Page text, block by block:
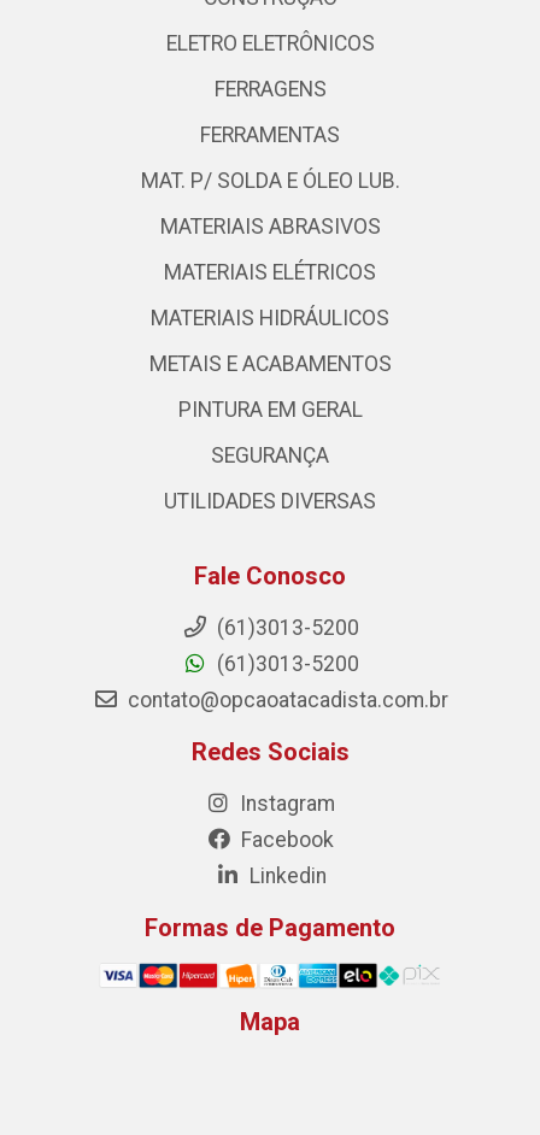
ELETRO ELETRÔNICOS
FERRAGENS
FERRAMENTAS
MAT. P/ SOLDA E ÓLEO LUB.
MATERIAIS ABRASIVOS
MATERIAIS ELÉTRICOS
MATERIAIS HIDRÁULICOS
METAIS E ACABAMENTOS
PINTURA EM GERAL
SEGURANÇA
UTILIDADES DIVERSAS
Fale Conosco
(61)3013-5200
(61)3013-5200
contato@opcaoatacadista.com.br
Redes Sociais
Instagram
Facebook
Linkedin
Formas de Pagamento
Mapa